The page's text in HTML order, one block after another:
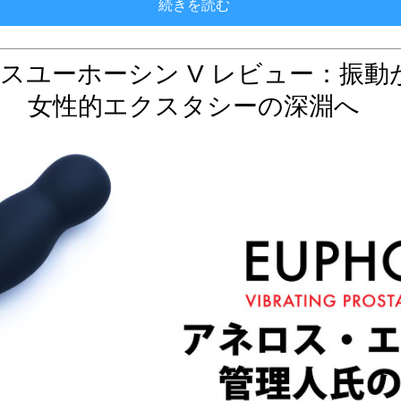
続きを読む初めての電動アネロス
ユーホーシン V レビュー：振動
女性的エクスタシーの深淵へ